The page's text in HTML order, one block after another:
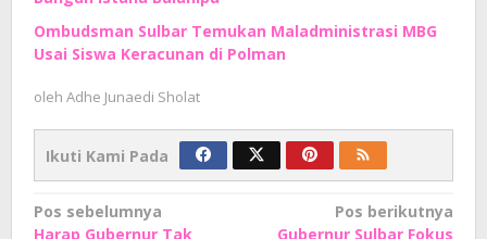
Ombudsman Sulbar Temukan Maladministrasi MBG
Usai Siswa Keracunan di Polman
oleh Adhe Junaedi Sholat
Ikuti Kami Pada
Navigasi
Pos sebelumnya
Harap Gubernur Tak
Pos berikutnya
Gubernur Sulbar Fokus